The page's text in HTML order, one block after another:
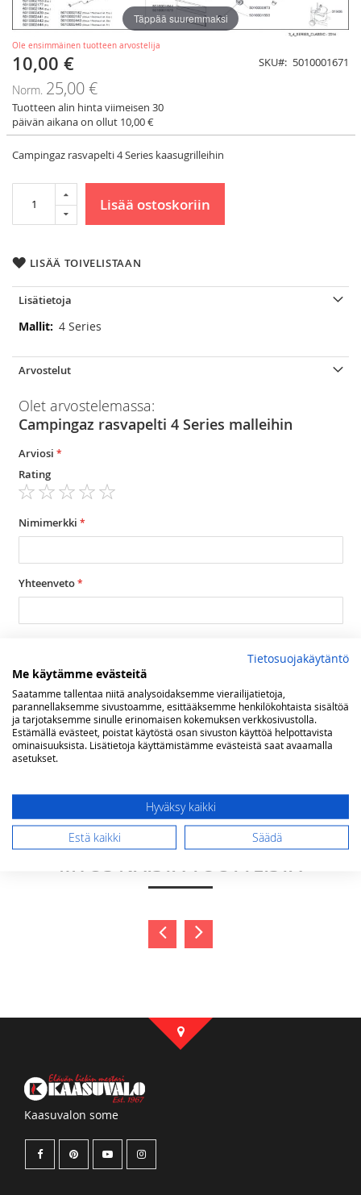
Ole ensimmäinen tuotteen arvostelija
Tarjoushinta
10,00 €
Norm. 25,00 €
Tuotteen alin hinta viimeisen 30
päivän aikana on ollut 10,00 €
SKU 5010001671
Campingaz rasvapelti 4 Series kaasugrilleihin
Lisää ostoskoriin
LISÄÄ TOIVELISTAAN
Täppää suuremmaksi
Lisätietoja
Lisätietoja4 Series
Arvostelut
Olet arvostelemassa:
Campingaz rasvapelti 4 Series malleihin
Arviosi
Rating
star
stars
stars
stars
stars
Nimimerkki
Yhteenveto
Lähetä arvostelu
SAATTAISIT OLLA KIINNOSTUNUT
MYÖS NÄISTÄ TUOTTEISTA
Kaasuvalon some
Tietosuojakäytäntö
Me käytämme evästeitä
Saatamme tallentaa niitä analysoidaksemme vierailijatietoja,
parannellaksemme sivustoamme, esittääksemme henkilökohtaista sisältöä
ja tarjotaksemme sinulle erinomaisen kokemuksen verkkosivustolla.
Estämällä evästeet, poistat käytöstä osan sivuston käyttöä helpottavista
ominaisuuksista. Lisätietoja käyttämistämme evästeistä saat avaamalla
asetukset.
Hyväksy kaikki
Estä kaikki Säädä